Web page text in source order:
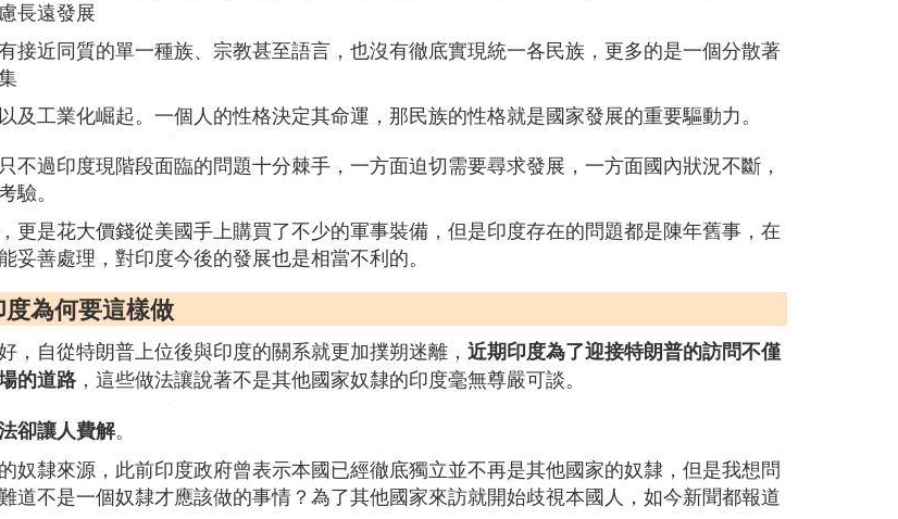
長遠發展
接近同質的單一種族、宗教甚至語言，也沒有徹底實現統一各民族，更多的是一個分散著
工業化崛起。一個人的性格決定其命運，那民族的性格就是國家發展的重要驅動力。
過印度現階段面臨的問題十分棘手，一方面迫切需要尋求發展，一方面國內狀況不斷，
。
更是花大價錢從美國手上購買了不少的軍事裝備，但是印度存在的問題都是陳年舊事，在
善處理，對印度今後的發展也是相當不利的。
為何要這樣做
自從特朗普上位後與印度的關系就更加撲朔迷離， 近期印度為了迎接特朗普的訪問不僅
的道路 ，這些做法讓說著不是其他國家奴隸的印度毫無尊嚴可談。
卻讓人費解。
奴隸來源，此前印度政府曾表示本國已經徹底獨立並不再是其他國家的奴隸，但是我想問
道不是一個奴隸才應該做的事情？為了其他國家來訪就開始歧視本國人，如今新聞都報道